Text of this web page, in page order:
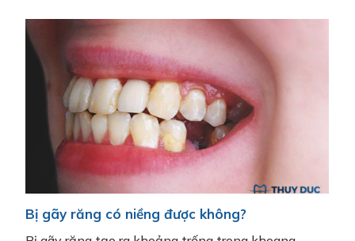
Trẻ đang thay răng sữa có niềng răng được
không?